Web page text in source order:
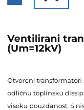
Ventilirani
(Um=12kV)
Otvoreni
odličnu toplinsku
visoku pouzdanost. S